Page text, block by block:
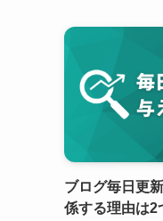
ブログ毎日更
係する理由は2